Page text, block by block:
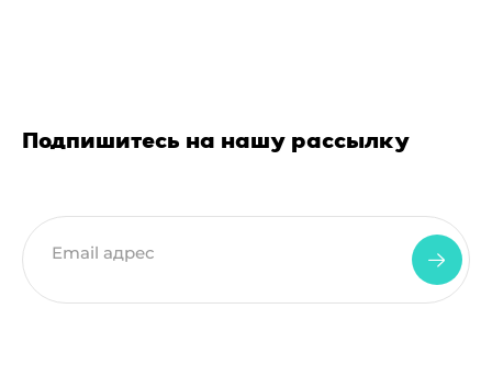
Подпишитесь на нашу рассылку